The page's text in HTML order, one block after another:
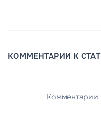
КОММЕНТАРИИ К
Комментарии